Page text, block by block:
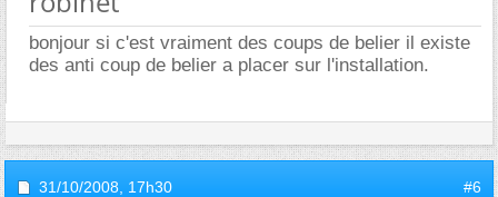
bonjour si c'est vraiment des coups de belier il existe
des anti coup de belier a placer sur l'installation.
31/10/2008, 17h30 #6